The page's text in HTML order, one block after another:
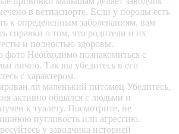
в ветпаспорте. Если у породы есть
к определенным заболеваниям, вам
справки о том, что родители и их
и полностью здоровы.
фото Необходимо познакомиться с
лично. Так вы убедитесь в его
с характером.
ли маленький питомец Убедитесь,
активно общался с людьми и
к туалету. Посмотрите, не
пугливость или агрессию.
у заводчика историей